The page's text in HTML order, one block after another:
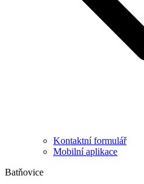
Kontaktní formulář
Mobilní aplikace
Batňovice